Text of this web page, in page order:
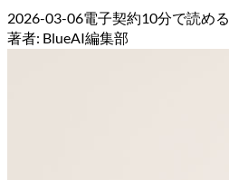
2026-03-06電子契約10分で読める
著者: BlueAI編集部